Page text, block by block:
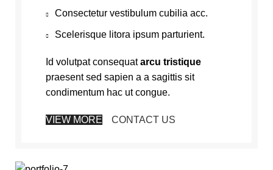
Consectetur vestibulum cubilia acc.
Scelerisque litora ipsum parturient.
Id volutpat consequatarcu tristique
praesent sed sapien a a sagittis sit
condimentum hac ut congue.
VIEW MORE CONTACT US